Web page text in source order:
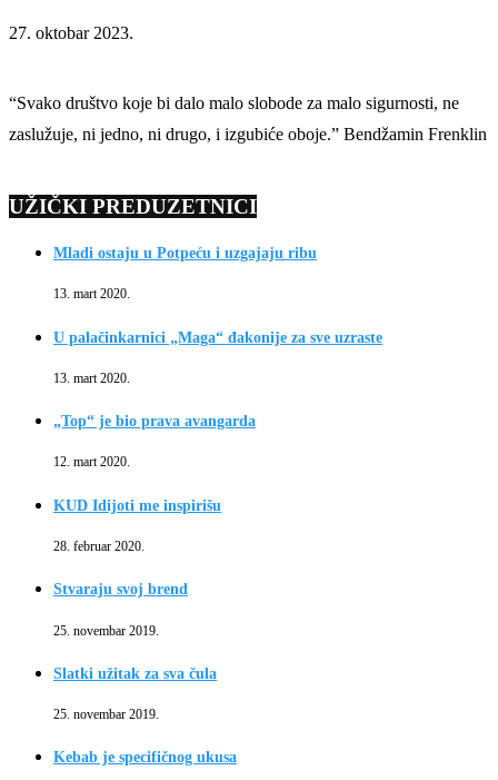
27. oktobar 2023.
“Svako društvo koje bi dalo malo slobode za malo sigurnosti, ne
zaslužuje, ni jedno, ni drugo, i izgubiće oboje.” Bendžamin Frenklin
UŽIČKI PREDUZETNICI
Mladi ostaju u Potpeću i uzgajaju ribu
13. mart 2020.
U palačinkarnici „Maga“ đakonije za sve uzraste
13. mart 2020.
„Top“ je bio prava avangarda
12. mart 2020.
KUD Idijoti me inspirišu
28. februar 2020.
Stvaraju svoj brend
25. novembar 2019.
Slatki užitak za sva čula
25. novembar 2019.
Kebab je specifičnog ukusa